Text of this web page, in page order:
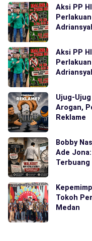
Aksi PP
Aksi PP
Ujug-
Arogan,
Reklame
Bobby
Ade
Terbuang
Tokoh
Medan